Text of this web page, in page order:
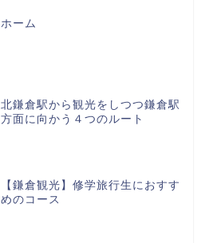
ホーム
北鎌倉駅から観光をしつつ鎌倉駅
方面に向かう４つのルート
【鎌倉観光】修学旅行生におすす
めのコース